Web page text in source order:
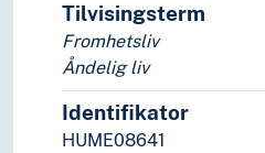
Tilvisingsterm
Fromhetsliv
Åndelig liv
Identifikator
HUME08641